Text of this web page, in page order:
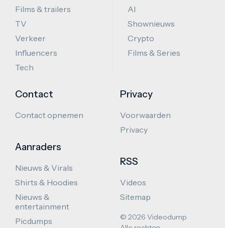
Films & trailers
TV
Verkeer
Influencers
Tech
AI
Shownieuws
Crypto
Films & Series
Contact
Contact opnemen
Aanraders
Nieuws & Virals
Shirts & Hoodies
Nieuws &
entertainment
Picdumps
Privacy
Voorwaarden
Privacy
RSS
Videos
Sitemap
© 2026 Videodump